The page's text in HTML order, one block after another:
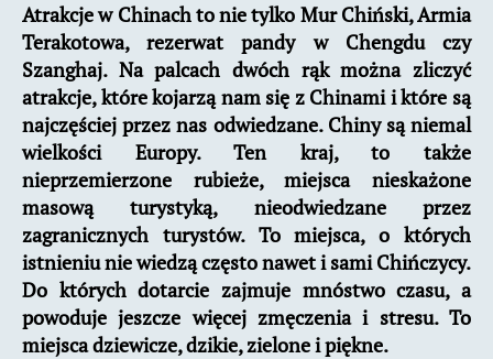
Atrakcje w Chinach to nie tylko Mur Chiński, Armia
Terakotowa, rezerwat pandy w Chengdu czy
Szanghaj. Na palcach dwóch rąk można zliczyć
atrakcje, które kojarzą nam się z Chinami i które są
najczęściej przez nas odwiedzane. Chiny są niemal
wielkości Europy. Ten kraj, to także
nieprzemierzone rubieże, miejsca nieskażone
masową turystyką, nieodwiedzane przez
zagranicznych turystów. To miejsca, o których
istnieniu nie wiedzą często nawet i sami Chińczycy.
Do których dotarcie zajmuje mnóstwo czasu, a
powoduje jeszcze więcej zmęczenia i stresu. To
miejsca dziewicze, dzikie, zielone i piękne.